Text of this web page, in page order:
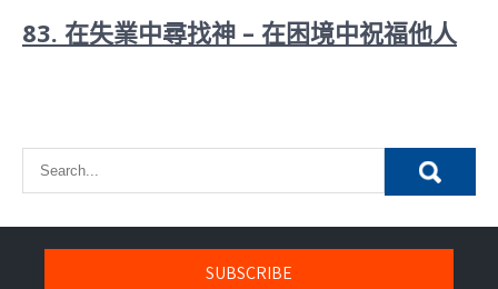
83. 在失業中尋找神 – 在困境中祝福他人
SUBSCRIBE